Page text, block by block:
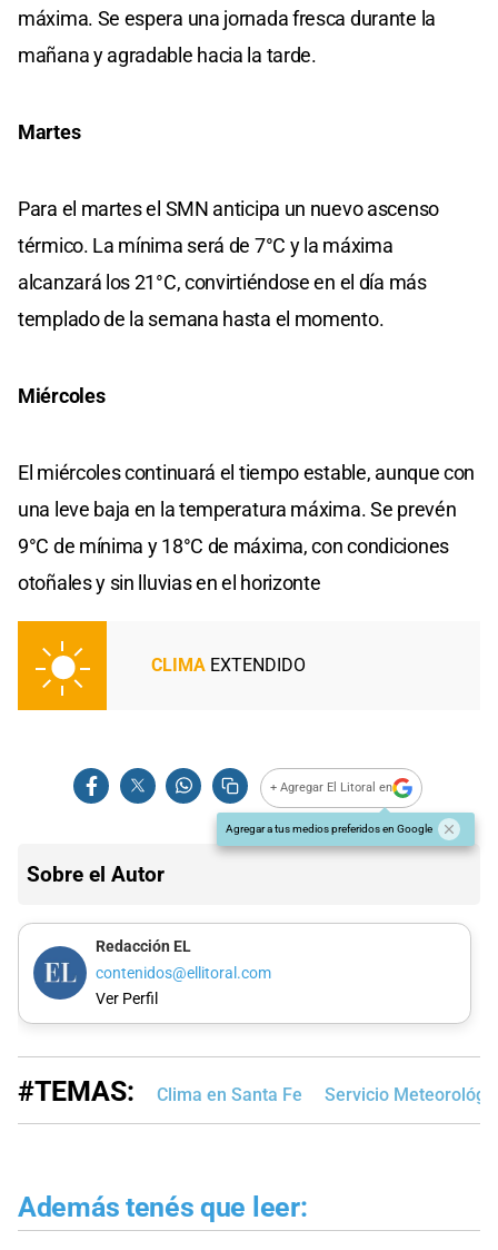
máxima. Se espera una jornada fresca durante la
mañana y agradable hacia la tarde.
Martes
Para el martes el SMN anticipa un nuevo ascenso
térmico. La mínima será de 7°C y la máxima
alcanzará los 21°C, convirtiéndose en el día más
templado de la semana hasta el momento.
Miércoles
El miércoles continuará el tiempo estable, aunque con
una leve baja en la temperatura máxima. Se prevén
9°C de mínima y 18°C de máxima, con condiciones
otoñales y sin lluvias en el horizonte
CLIMA EXTENDIDO
+ Agregar El Litoral en
Agregar a tus medios preferidos en Google
Sobre el Autor
Redacción EL
contenidos@ellitoral.com
Ver Perfil
#TEMAS: Clima en Santa Fe Servicio
Además tenés que leer: